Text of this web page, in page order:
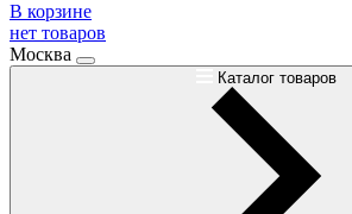
В корзине
нет товаров
Москва
Каталог товаров